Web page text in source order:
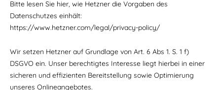
Bitte lesen Sie hier, wie Hetzner die Vorgaben des
Datenschutzes einhält:
https://www.hetzner.com/legal/privacy-policy/
Wir setzen Hetzner auf Grundlage von Art. 6 Abs 1. S. 1 f)
DSGVO ein. Unser berechtigtes Interesse liegt hierbei in einer
sicheren und effizienten Bereitstellung sowie Optimierung
unseres Onlineangebotes.